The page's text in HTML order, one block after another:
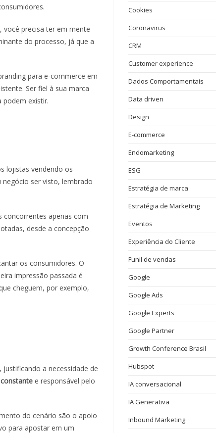
você precisa ter em mente
do processo, já que a
para e-commerce em
Ser fiel à sua marca
podem existir.
lojistas vendendo os
negócio ser visto, lembrado
concorrentes apenas com
desde a concepção
os consumidores. O
impressão passada é
cheguem, por exemplo,
a necessidade de
e responsável pelo
do cenário são o apoio
para apostar em um
Cookies
Coronavirus
CRM
Customer experience
Dados Comportamentais
Data driven
Design
E-commerce
Endomarketing
ESG
Estratégia de marca
Estratégia de Marketing
Eventos
Experiência do Cliente
Funil de vendas
Google
Google Ads
Google Experts
Google Partner
Growth Conference Brasil
Hubspot
IA conversacional
IA Generativa
Inbound Marketing